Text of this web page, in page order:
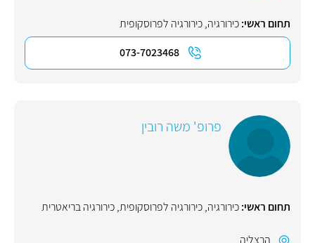
תחום ראשי:כירורגיה,כירורגיה לפרוסקופית
073-7023468
פרופ' משה רובין
תחום ראשי:כירורגיה,כירורגיה לפרוסקופית,כירורגיה בריאטרית
הרצליה